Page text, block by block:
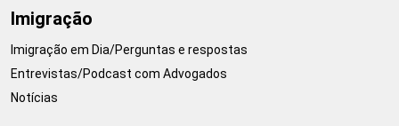
Imigração
Imigração em Dia/Perguntas e respostas
Entrevistas/Podcast com Advogados
Notícias